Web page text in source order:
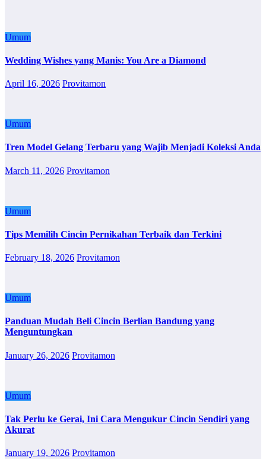
Umum
Wedding Wishes yang Manis: You Are a Diamond
April 16, 2026 Provitamon
Umum
Tren Model Gelang Terbaru yang Wajib Menjadi Koleksi Anda
March 11, 2026 Provitamon
Umum
Tips Memilih Cincin Pernikahan Terbaik dan Terkini
February 18, 2026 Provitamon
Umum
Panduan Mudah Beli Cincin Berlian Bandung yang
Menguntungkan
January 26, 2026 Provitamon
Umum
Tak Perlu ke Gerai, Ini Cara Mengukur Cincin Sendiri yang
Akurat
January 19, 2026 Provitamon